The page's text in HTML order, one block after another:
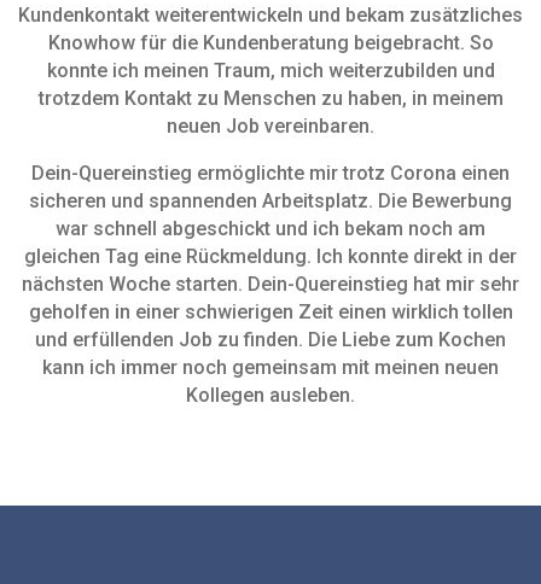
Kundenkontakt weiterentwickeln und bekam zusätzliches
Knowhow für die Kundenberatung beigebracht. So
konnte ich meinen Traum, mich weiterzubilden und
trotzdem Kontakt zu Menschen zu haben, in meinem
neuen Job vereinbaren.
Dein-Quereinstieg ermöglichte mir trotz Corona einen
sicheren und spannenden Arbeitsplatz. Die Bewerbung
war schnell abgeschickt und ich bekam noch am
gleichen Tag eine Rückmeldung. Ich konnte direkt in der
nächsten Woche starten. Dein-Quereinstieg hat mir sehr
geholfen in einer schwierigen Zeit einen wirklich tollen
und erfüllenden Job zu finden. Die Liebe zum Kochen
kann ich immer noch gemeinsam mit meinen neuen
Kollegen ausleben.